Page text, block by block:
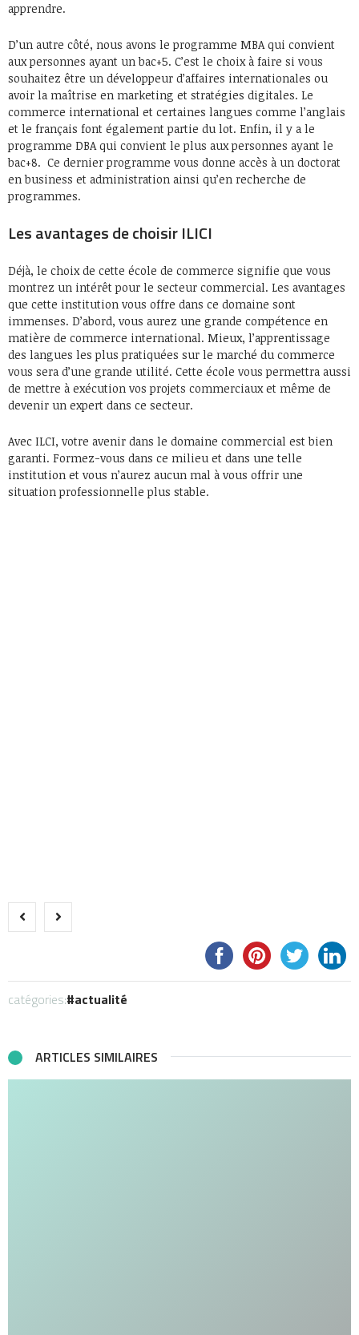
apprendre.
D’un autre côté, nous avons le programme MBA qui convient
aux personnes ayant un bac+5. C’est le choix à faire si vous
souhaitez être un développeur d’affaires internationales ou
avoir la maîtrise en marketing et stratégies digitales. Le
commerce international et certaines langues comme l’anglais
et le français font également partie du lot. Enfin, il y a le
programme DBA qui convient le plus aux personnes ayant le
bac+8. Ce dernier programme vous donne accès à un doctorat
en business et administration ainsi qu’en recherche de
programmes.
Les avantages de choisir ILICI
Déjà, le choix de cette école de commerce signifie que vous
montrez un intérêt pour le secteur commercial. Les avantages
que cette institution vous offre dans ce domaine sont
immenses. D’abord, vous aurez une grande compétence en
matière de commerce international. Mieux, l’apprentissage
des langues les plus pratiquées sur le marché du commerce
vous sera d’une grande utilité. Cette école vous permettra aussi
de mettre à exécution vos projets commerciaux et même de
devenir un expert dans ce secteur.
Avec ILCI, votre avenir dans le domaine commercial est bien
garanti. Formez-vous dans ce milieu et dans une telle
institution et vous n’aurez aucun mal à vous offrir une
situation professionnelle plus stable.
catégories: actualité
ARTICLES SIMILAIRES